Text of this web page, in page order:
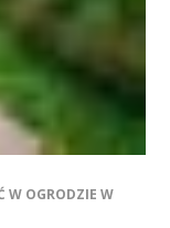
W OGRODZIE W